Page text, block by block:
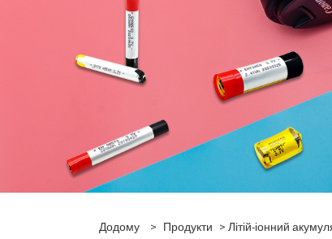
Додому > Продукти > Літій-іонний